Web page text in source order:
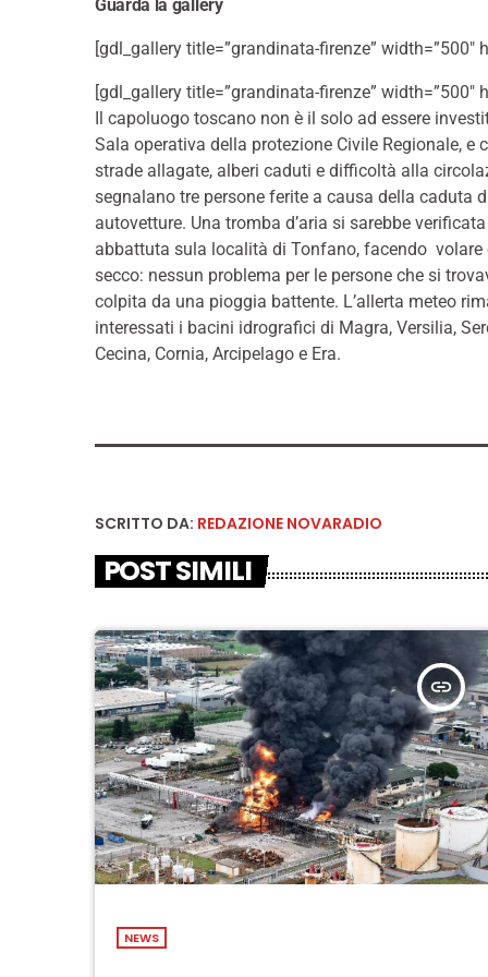
Guarda la gallery
[gdl_gallery title=”grandinata-firenze” width=”500″
[gdl_gallery title=”grandinata-firenze” width=”500″
Il capoluogo toscano non è il solo ad essere
Sala operativa della protezione Civile Regionale, e
strade allagate, alberi caduti e difficoltà alla
segnalano tre persone ferite a causa della caduta
autovetture. Una tromba d’aria si sarebbe
abbattuta sula località di Tonfano, facendo
secco: nessun problema per le persone che si
colpita da una pioggia battente. L’allerta meteo
interessati i bacini idrografici di Magra, Versilia,
Cecina, Cornia, Arcipelago e Era.
SCRITTO DA: REDAZIONE NOVARADIO
POST SIMILI
insert_link
NEWS